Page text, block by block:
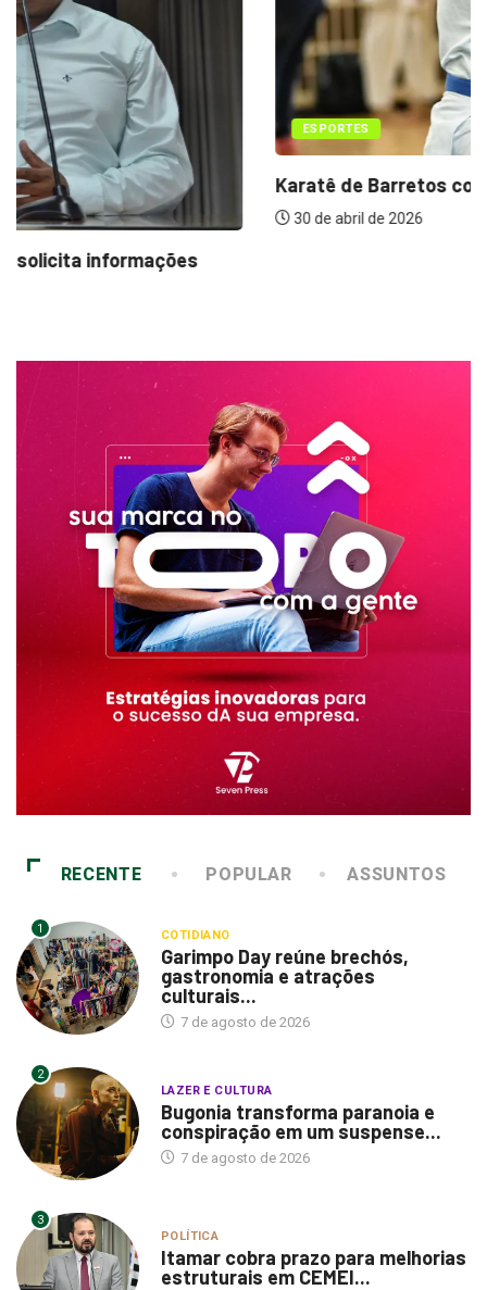
ESPORTES
Karatê de Barretos conquista 14 medalhas em...
30 de abril de 2026
RECENTE POPULAR ASSUNTOS
1 COTIDIANO
Garimpo Day reúne brechós,
gastronomia e atrações
culturais...
7 de agosto de 2026
2
LAZER E CULTURA
Bugonia transforma paranoia e
conspiração em um suspense...
7 de agosto de 2026
3
POLÍTICA
Itamar cobra prazo para melhorias
estruturais em CEMEI...